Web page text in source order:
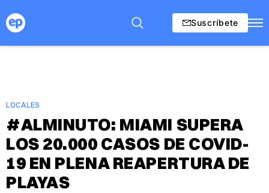
Suscríbete
LOCALES
#ALMINUTO: MIAMI SUPERA
LOS 20.000 CASOS DE COVID-
19 EN PLENA REAPERTURA DE
PLAYAS